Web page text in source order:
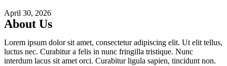
April 30, 2026
About Us
Lorem ipsum dolor sit amet, consectetur adipiscing elit. Ut elit tellus,
luctus nec. Curabitur a felis in nunc fringilla tristique. Nunc
interdum lacus sit amet orci. Curabitur ligula sapien, tincidunt non.